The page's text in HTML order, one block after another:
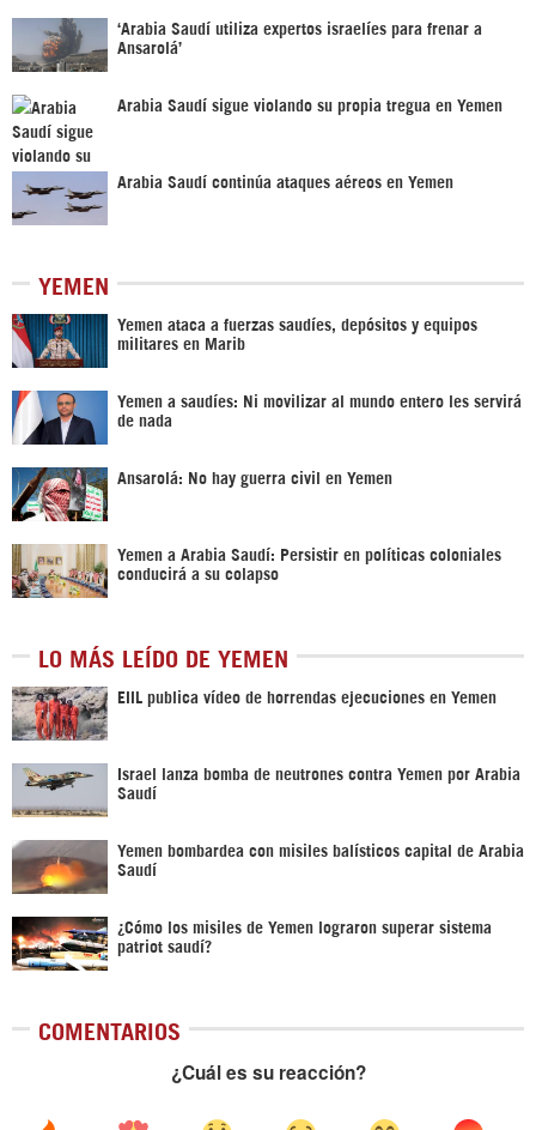
‘Arabia Saudí utiliza expertos israelíes para frenar a
Ansarolá’
Arabia Saudí sigue violando su propia tregua en Yemen
Arabia Saudí continúa ataques aéreos en Yemen
YEMEN
Yemen ataca a fuerzas saudíes, depósitos y equipos
militares en Marib
Yemen a saudíes: Ni movilizar al mundo entero les servirá
de nada
Ansarolá: No hay guerra civil en Yemen
Yemen a Arabia Saudí: Persistir en políticas coloniales
conducirá a su colapso
LO MÁS LEÍDO DE YEMEN
EIIL publica vídeo de horrendas ejecuciones en Yemen
Israel lanza bomba de neutrones contra Yemen por Arabia
Saudí
Yemen bombardea con misiles balísticos capital de Arabia
Saudí
¿Cómo los misiles de Yemen lograron superar sistema
patriot saudí?
COMENTARIOS